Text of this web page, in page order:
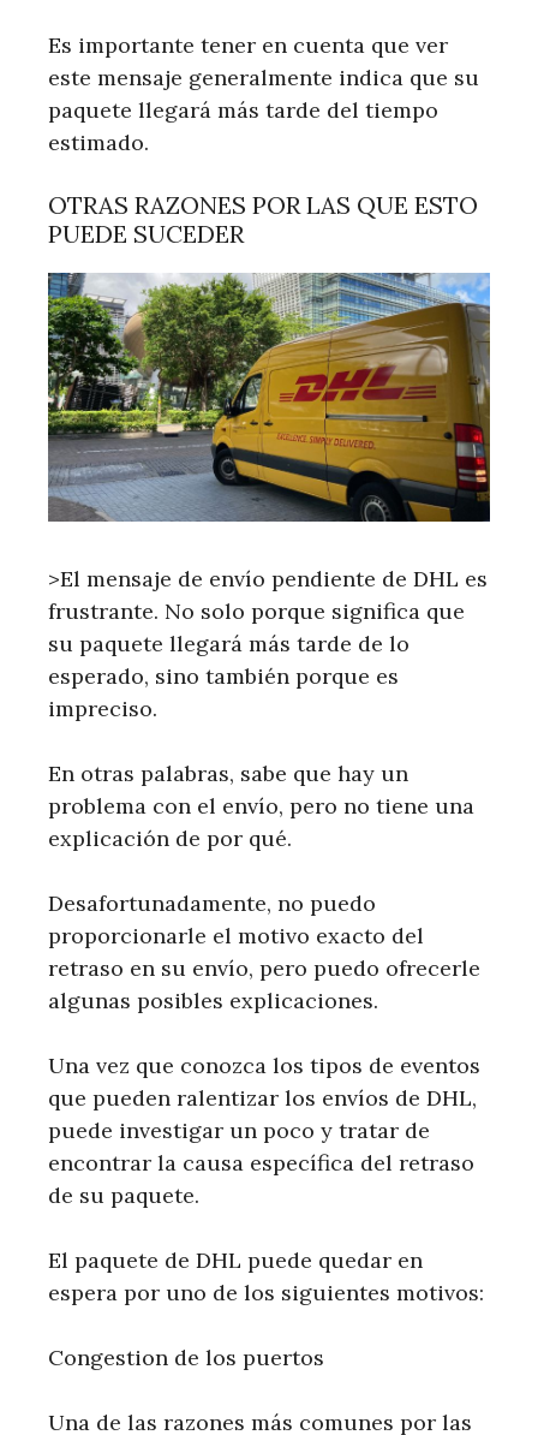
Es importante tener en cuenta que ver
este mensaje generalmente indica que su
paquete llegará más tarde del tiempo
estimado.
OTRAS RAZONES POR LAS QUE ESTO
PUEDE SUCEDER
>El mensaje de envío pendiente de DHL es
frustrante. No solo porque significa que
su paquete llegará más tarde de lo
esperado, sino también porque es
impreciso.
En otras palabras, sabe que hay un
problema con el envío, pero no tiene una
explicación de por qué.
Desafortunadamente, no puedo
proporcionarle el motivo exacto del
retraso en su envío, pero puedo ofrecerle
algunas posibles explicaciones.
Una vez que conozca los tipos de eventos
que pueden ralentizar los envíos de DHL,
puede investigar un poco y tratar de
encontrar la causa específica del retraso
de su paquete.
El paquete de DHL puede quedar en
espera por uno de los siguientes motivos:
Congestion de los puertos
Una de las razones más comunes por las